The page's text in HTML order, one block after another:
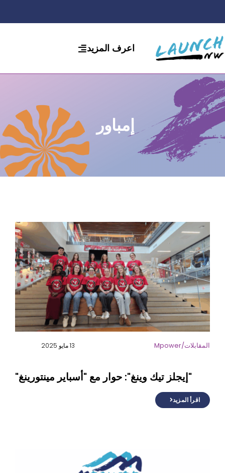
اعرف المزيد
إمباور
المقابلات/Mpower 13 مايو 2025
"إيجلز تيك وينغ": حوار مع "أسباير مينتورينغ"
اقرأ المزيد